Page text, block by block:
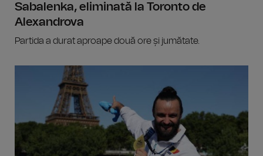
Sabalenka, eliminată la Toronto de
Alexandrova
Partida a durat aproape două ore și jumătate.